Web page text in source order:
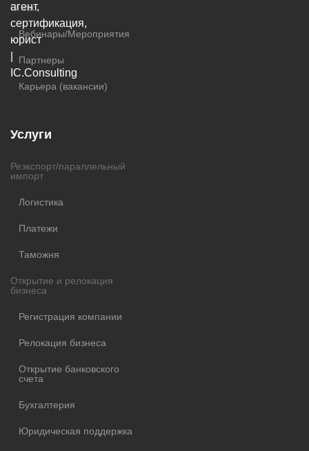
О нас
Вебинары/Мероприятия
Партнеры
Карьера (вакансии)
Услуги
Реэкспорт/параллельный
импорт
Логистика
Платежи
Таможня
Открытие и релокация
бизнеса
Регистрация компании
Релокация бизнеса
Открытие банковского
счета
Бухгалтерия
Юридическая поддержка